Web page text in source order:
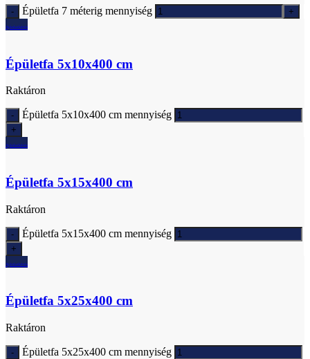
Épületfa 7 méterig mennyiség
Ajánlatkérés
Épületfa 5x10x400 cm
Raktáron
Épületfa 5x10x400 cm mennyiség
Ajánlatkérés
Épületfa 5x15x400 cm
Raktáron
Épületfa 5x15x400 cm mennyiség
Ajánlatkérés
Épületfa 5x25x400 cm
Raktáron
Épületfa 5x25x400 cm mennyiség